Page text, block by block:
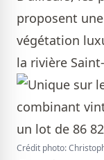
proposent
végétation
la rivière
Crédit photo: